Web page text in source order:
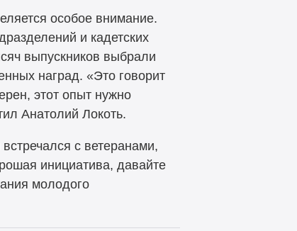
особое внимание.
и кадетских
выпускников выбрали
наград. «Это говорит
этот опыт нужно
Анатолий Локоть.
с ветеранами,
инициатива, давайте
молодого